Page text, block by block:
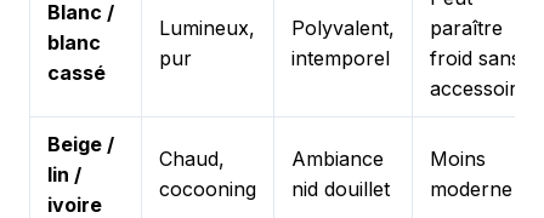
Blanc /
blanc
cassé
Lumineux,
pur
Polyvalent,
intemporel
paraître
froid sans
accessoires
Beige /
lin /
ivoire
Chaud,
cocooning
Ambiance
nid douillet
Moins
moderne